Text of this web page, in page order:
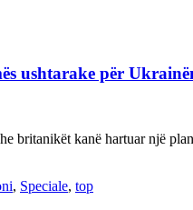
ushtarake për
britanikët kanë hartuar një
, Speciale, top